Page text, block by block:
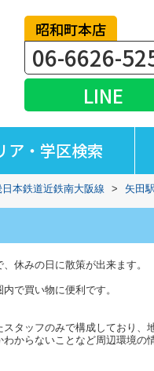
昭和町本店
06-6626-
LINE
ア・学区検索
日本鉄道近鉄南大阪線 > 矢田駅
休みの日に散策が出来ます。
で買い物に便利です。
タッフのみで構成しており、
からないことなど周辺環境